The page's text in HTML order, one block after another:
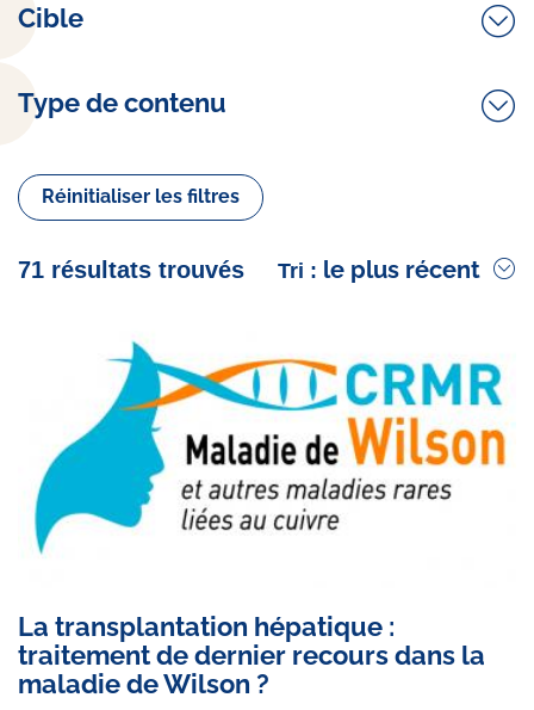
Cible
Type de contenu
Réinitialiser les filtres
71 résultats trouvés Tri : le plus récent
La transplantation hépatique :
traitement de dernier recours dans la
maladie de Wilson ?